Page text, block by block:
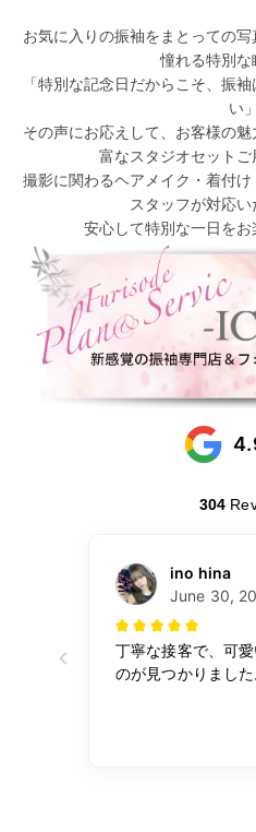
お気に入りの振袖をまとっての
憧れる特別な
「特別な記念日だからこそ、振
い」
その声にお応えして、お客様の
富なスタジオセットご
撮影に関わるヘアメイク・着付
スタッフが対応い
安心して特別な一日をお